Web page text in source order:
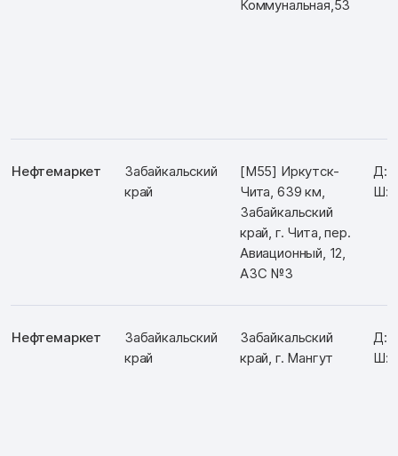
Коммунальная,53
Нефтемаркет
Забайкальский
край
[М55] Иркутск-
Чита, 639 км,
Забайкальский
край, г. Чита, пер.
Авиационный, 12,
АЗС №3
Д:
Ш:
Нефтемаркет
Забайкальский
край
Забайкальский
край, г. Мангут
Д:
Ш: